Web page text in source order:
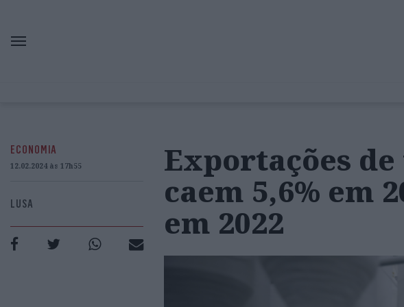
ECONOMIA
12.02.2024 às 17h55
LUSA
Exportações
caem 5,6% em
em 2022